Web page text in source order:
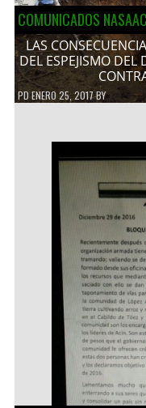
COMUNICADOS
LAS
DEL ESPEJISMO
PDENERO 25, 2017BY